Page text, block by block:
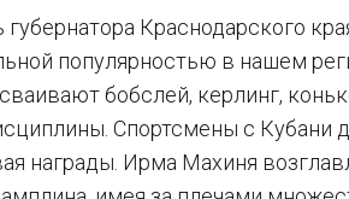
Краснодарского
популярностью в нашем
бобслей, керлинг,
Спортсмены с Кубани
награды. Ирма Махиня